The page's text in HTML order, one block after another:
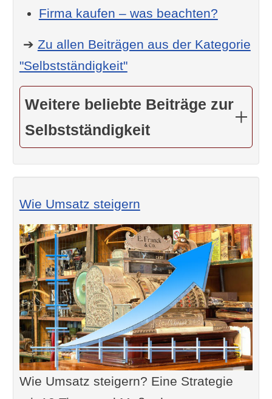
Firma kaufen – was beachten?
➔ Zu allen Beiträgen aus der Kategorie
"Selbstständigkeit"
Weitere beliebte Beiträge zur
Selbstständigkeit
Wie Umsatz steigern
Wie Umsatz steigern? Eine Strategie